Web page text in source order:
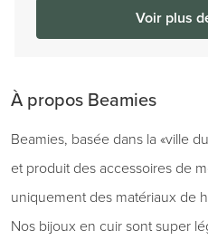
Voir plus
À propos Beamies
Beamies, basée dans la «ville
et produit des accessoires de
uniquement des matériaux de
Nos bijoux en cuir sont super